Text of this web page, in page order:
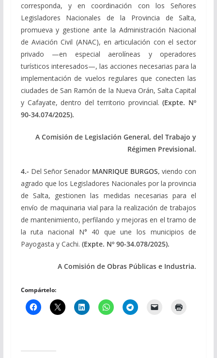
corresponda, y en coordinación con los Señores
Legisladores Nacionales de la Provincia de Salta,
promueva y gestione ante la Administración Nacional
de Aviación Civil (ANAC), en articulación con el sector
privado —en especial aerolíneas y operadores
turísticos interesados—, las acciones necesarias para la
implementación de vuelos regulares que conecten las
ciudades de San Ramón de la Nueva Orán, Salta Capital
y Cafayate, dentro del territorio provincial.(Expte. Nº
90-34.074/2025).
A Comisión de Legislación General, del Trabajo y
Régimen Previsional.
4.- Del Señor Senador MANRIQUE BURGOS,viendo con
agrado que los Legisladores Nacionales por la provincia
de Salta, gestionen las medidas necesarias para el
envío de maquinaria vial para la realización de trabajos
de mantenimiento, perfilando y mejoras en el tramo de
la ruta nacional N° 40 que une los municipios de
Payogasta y Cachi. (Expte. Nº 90-34.078/2025).
A Comisión de Obras Públicas e Industria.
Compártelo: